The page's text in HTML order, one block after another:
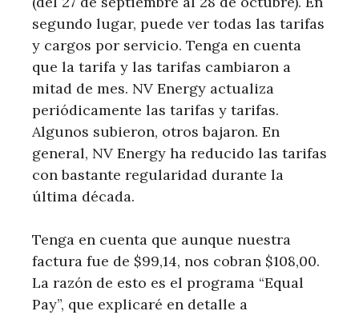
segundo lugar, puede ver todas las tarifas
y cargos por servicio. Tenga en cuenta
que la tarifa y las tarifas cambiaron a
mitad de mes. NV Energy actualiza
periódicamente las tarifas y tarifas.
Algunos subieron, otros bajaron. En
general, NV Energy ha reducido las tarifas
con bastante regularidad durante la
última década.
Tenga en cuenta que aunque nuestra
factura fue de $99,14, nos cobran $108,00.
La razón de esto es el programa “Equal
Pay”, que explicaré en detalle a